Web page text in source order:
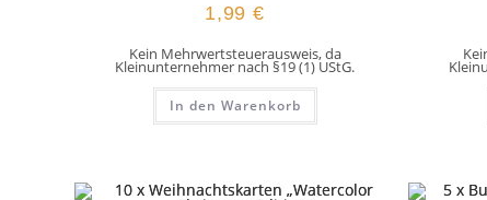
1,99€
Kein Mehrwertsteuerausweis, da
Kleinunternehmer nach §19 (1) UStG.
In den Warenkorb